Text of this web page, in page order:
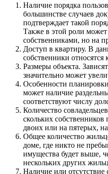
Наличие порядка
большинстве случаев
подтверждает такой
Также в этой роли
собственниками, но на
Доступ в квартиру. В
собственники относятся
Размеры объекта.
значительно может
Особенности
может наличие
соответствуют числу
Количество
скольких собственников
двоих или на пятерых,
Общее количество
доме, где никто не
имущества будет выше,
нескольких других
Наличие или отсутствие